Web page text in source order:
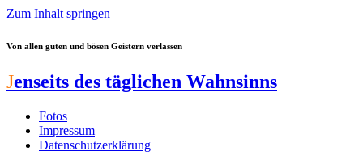
Zum Inhalt springen
Von allen guten und bösen Geistern verlassen
Jenseits des täglichen Wahnsinns
Fotos
Impressum
Datenschutzerklärung